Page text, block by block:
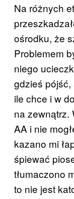
Na różnych
ośrodku, że
Problemem
niego
gdzieś
ile chce i w
na zewnątrz.
AA i nie
kazano mi
śpiewać
tłumaczono
to nie jest